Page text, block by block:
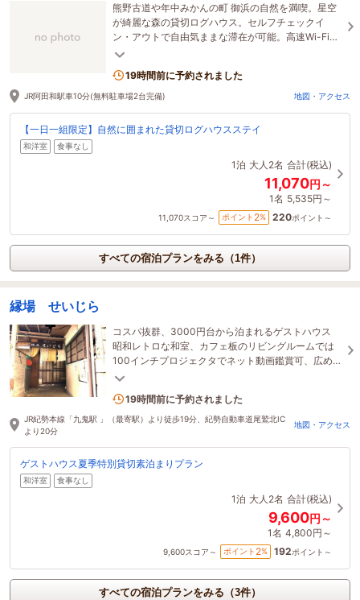
熊野古道や年中みかんの町 御浜の自然を満喫。星空
が綺麗な森の貸切ログハウス。セルフチェックイ
ン・アウトで自由気ままな滞在が可能。高速Wi-Fi完
備でワーケーションも快適。
19時間前に予約されました
JR阿田和駅車10分(無料駐車場2台完備) 地図・アクセス
【一日一組限定】自然に囲まれた貸切ログハウスステイ
和洋室 食事なし
1泊 大人2名 合計(税込)
11,070円～
1名 5,535円～
11,070スコア～ ポイント 2% 220ポイント～
すべての宿泊プランをみる（1件）
縁場 せいじら
コスパ抜群、3000円台から泊まれるゲストハウス
昭和レトロな和室、カフェ板のリビングルームでは
100インチプロジェクタでネット動画鑑賞可、広めの
キッチンあり、釣り竿無料レンタル
2名がこの宿を見ています
19時間前に予約されました
JR紀勢本線「九鬼駅 」（最寄駅）より徒歩19分、紀勢自動車道尾鷲北IC
より20分
地図・アクセス
ゲストハウス夏季特別貸切素泊まりプラン
和洋室 食事なし
1泊 大人2名 合計(税込)
9,600円～
1名 4,800円～
9,600スコア～ ポイント 2% 192ポイント～
すべての宿泊プランをみる（3件）